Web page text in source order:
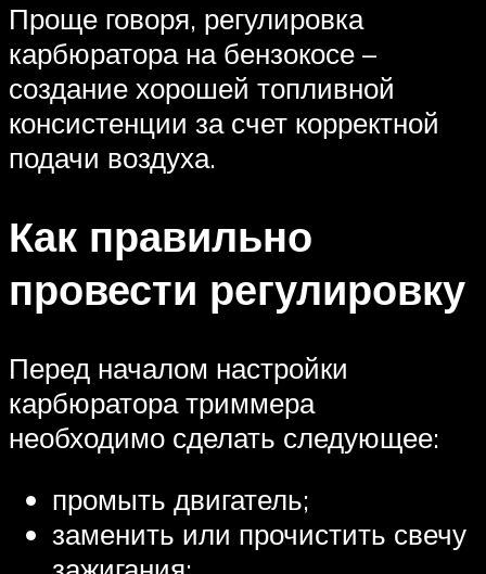
Проще говоря, регулировка
карбюратора на бензокосе –
создание хорошей топливной
консистенции за счет корректной
подачи воздуха.
Как правильно
провести регулировку
Перед началом настройки
карбюратора триммера
необходимо сделать следующее:
промыть двигатель;
заменить или прочистить свечу